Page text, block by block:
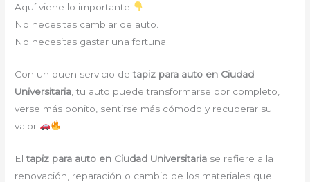
Aquí viene lo importante
No necesitas cambiar de auto.
No necesitas gastar una fortuna.
Con un buen servicio detapiz para auto en Ciudad
Universitaria , tu auto puede transformarse por completo,
verse más bonito, sentirse más cómodo y recuperar su
valor
Eltapiz para auto en Ciudad Universitaria se refiere a la
renovación, reparación o cambio de los materiales que